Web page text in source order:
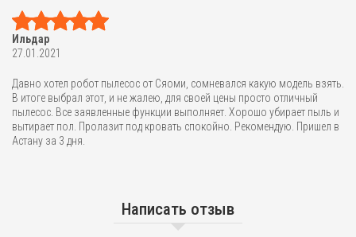
Ильдар
27.01.2021
Давно хотел робот пылесос от Сяоми, сомневался какую модель взять.
В итоге выбрал этот, и не жалею, для своей цены просто отличный
пылесос. Все заявленные функции выполняет. Хорошо убирает пыль и
вытирает пол. Пролазит под кровать спокойно. Рекомендую. Пришел в
Астану за 3 дня.
Написать отзыв